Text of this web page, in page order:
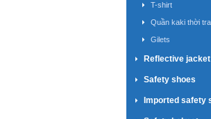
T-shirt
Quần kaki thời
Gilets
Reflective jacket
Safety shoes
Imported safety